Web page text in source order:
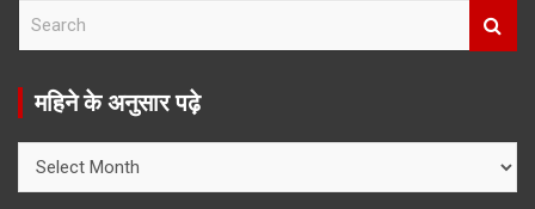
r
महिने के अनुसार पढ़े